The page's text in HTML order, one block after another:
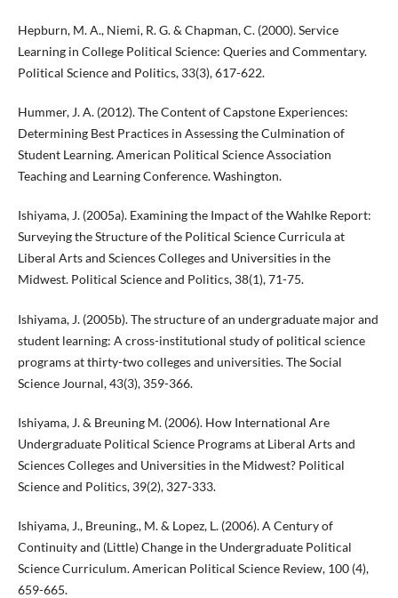
Hepburn, M. A., Niemi, R. G. & Chapman, C. (2000). Service
Learning in College Political Science: Queries and Commentary.
Political Science and Politics, 33(3), 617-622.
Hummer, J. A. (2012). The Content of Capstone Experiences:
Determining Best Practices in Assessing the Culmination of
Student Learning. American Political Science Association
Teaching and Learning Conference. Washington.
Ishiyama, J. (2005a). Examining the Impact of the Wahlke Report:
Surveying the Structure of the Political Science Curricula at
Liberal Arts and Sciences Colleges and Universities in the
Midwest. Political Science and Politics, 38(1), 71-75.
Ishiyama, J. (2005b). The structure of an undergraduate major and
student learning: A cross-institutional study of political science
programs at thirty-two colleges and universities. The Social
Science Journal, 43(3), 359-366.
Ishiyama, J. & Breuning M. (2006). How International Are
Undergraduate Political Science Programs at Liberal Arts and
Sciences Colleges and Universities in the Midwest? Political
Science and Politics, 39(2), 327-333.
Ishiyama, J., Breuning., M. & Lopez, L. (2006). A Century of
Continuity and (Little) Change in the Undergraduate Political
Science Curriculum. American Political Science Review, 100 (4),
659-665.